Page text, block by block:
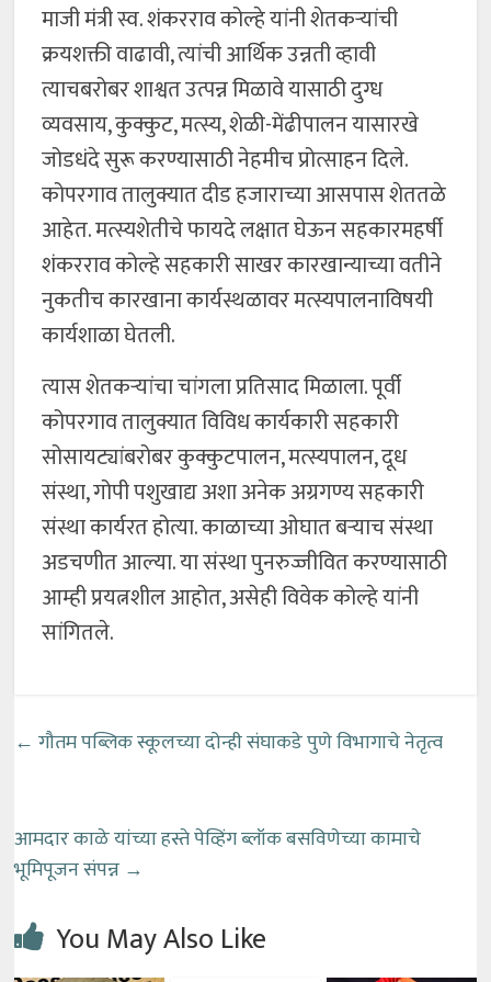
माजी मंत्री स्व. शंकरराव कोल्हे यांनी शेतकऱ्यांची
क्रयशक्ती वाढावी, त्यांची आर्थिक उन्नती व्हावी
त्याचबरोबर शाश्वत उत्पन्न मिळावे यासाठी दुग्ध
व्यवसाय, कुक्कुट, मत्स्य, शेळी-मेंढीपालन यासारखे
जोडधंदे सुरू करण्यासाठी नेहमीच प्रोत्साहन दिले.
कोपरगाव तालुक्यात दीड हजाराच्या आसपास शेततळे
आहेत. मत्स्यशेतीचे फायदे लक्षात घेऊन सहकारमहर्षी
शंकरराव कोल्हे सहकारी साखर कारखान्याच्या वतीने
नुकतीच कारखाना कार्यस्थळावर मत्स्यपालनाविषयी
कार्यशाळा घेतली.
त्यास शेतकऱ्यांचा चांगला प्रतिसाद मिळाला. पूर्वी
कोपरगाव तालुक्यात विविध कार्यकारी सहकारी
सोसायट्यांबरोबर कुक्कुटपालन, मत्स्यपालन, दूध
संस्था, गोपी पशुखाद्य अशा अनेक अग्रगण्य सहकारी
संस्था कार्यरत होत्या. काळाच्या ओघात बऱ्याच संस्था
अडचणीत आल्या. या संस्था पुनरुज्जीवित करण्यासाठी
आम्ही प्रयत्नशील आहोत, असेही विवेक कोल्हे यांनी
सांगितले.
← गौतम पब्लिक स्कूलच्या दोन्ही संघाकडे पुणे विभागाचे नेतृत्व
आमदार काळे यांच्या हस्ते पेव्हिंग ब्लॉक बसविणेच्या कामाचे
भूमिपूजन संपन्न →
You May Also Like